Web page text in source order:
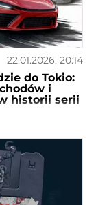
22.01.2026, 20:14
do Tokio:
i
historii serii